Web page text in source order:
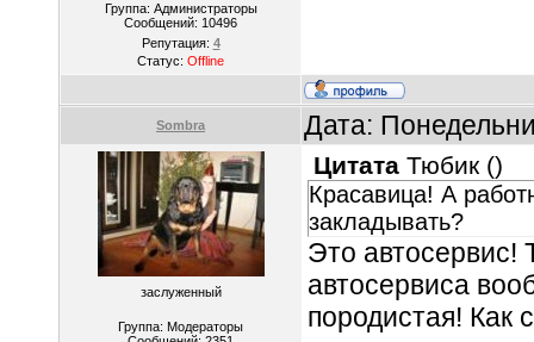
Группа: Администраторы
Сообщений: 10496
Репутация: 4
Статус: Offline
Sombra Дата:
заслуженный
Группа: Модераторы
Цитата Тюбик ()
Красавица! А
закладывать?
Это автосервис!
автосервиса
породистая! Как